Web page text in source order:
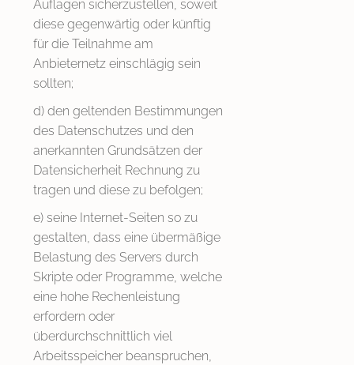
Auflagen sicherzustellen, soweit
diese gegenwärtig oder künftig
für die Teilnahme am
Anbieternetz einschlägig sein
sollten;
d) den geltenden Bestimmungen
des Datenschutzes und den
anerkannten Grundsätzen der
Datensicherheit Rechnung zu
tragen und diese zu befolgen;
e) seine Internet-Seiten so zu
gestalten, dass eine übermäßige
Belastung des Servers durch
Skripte oder Programme, welche
eine hohe Rechenleistung
erfordern oder
überdurchschnittlich viel
Arbeitsspeicher beanspruchen,